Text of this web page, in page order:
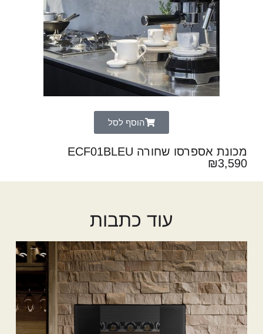
הוסף לסל
מכונת אספרסו שחורה ECF01BLEU
₪3,590
עוד כתבות